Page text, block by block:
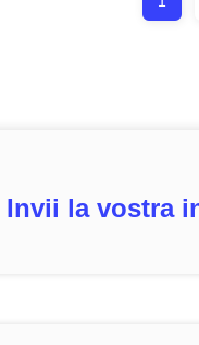
Invii la vostra